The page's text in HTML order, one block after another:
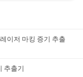
이저 마킹 증기 추출
추출기